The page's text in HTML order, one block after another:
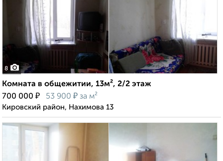
8
Комната в общежитии, 13м², 2/2 этаж
700 000 ₽ 53 900 ₽ за м²
Кировский район, Нахимова 13